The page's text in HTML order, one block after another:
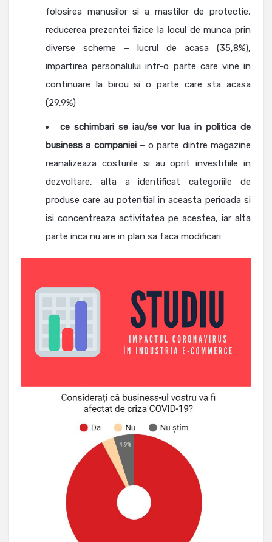
folosirea manusilor si a mastilor de protectie,
reducerea prezentei fizice la locul de munca prin
diverse scheme – lucrul de acasa (35,8%),
impartirea personalului intr-o parte care vine in
continuare la birou si o parte care sta acasa
(29,9%)
ce schimbari se iau/se vor lua in politica de
business a companiei– o parte dintre magazine
reanalizeaza costurile si au oprit investitiile in
dezvoltare, alta a identificat categoriile de
produse care au potential in aceasta perioada si
isi concentreaza activitatea pe acestea, iar alta
parte inca nu are in plan sa faca modificari